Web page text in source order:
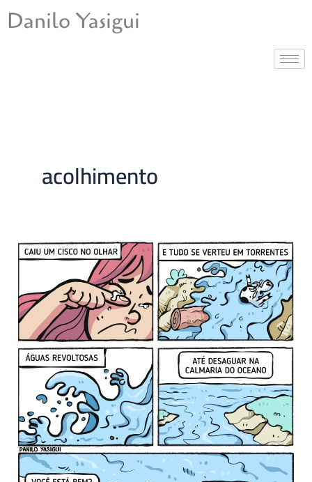
para
Danilo Yasigui
acolhimento